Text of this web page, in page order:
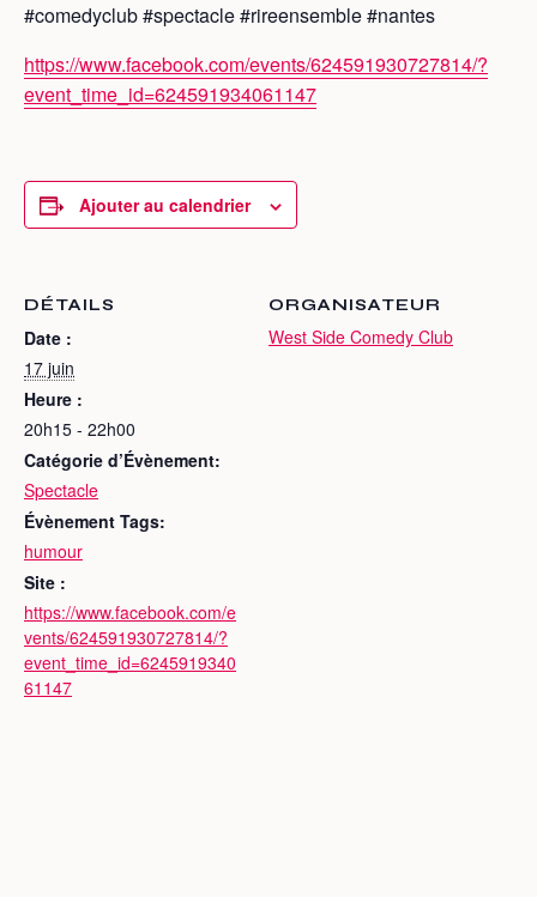
#comedyclub #spectacle #rireensemble #nantes
https://www.facebook.com/events/624591930727814/?
event_time_id=624591934061147
Ajouter au calendrier
DÉTAILS
Date :
17 juin
Heure :
20h15 - 22h00
Catégorie d’Évènement:
Spectacle
Évènement Tags:
humour
Site :
https://www.facebook.com/e
vents/624591930727814/?
event_time_id=6245919340
61147
ORGANISATEUR
West Side Comedy Club